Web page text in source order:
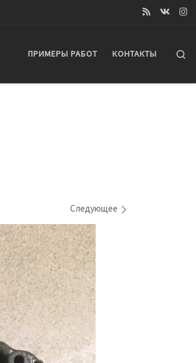
ПРИМЕРЫ РАБОТ КОНТАКТЫ
Следующее